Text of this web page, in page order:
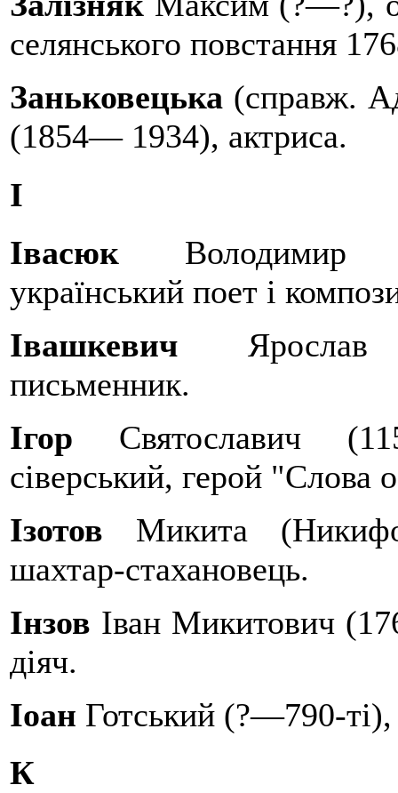
селянського повстання
Заньковецька (справж.
(1854— 1934), актриса.
І
Івасюк Володимир
український поет і
Івашкевич Ярослав
письменник.
Ігор Святославич
сіверський, герой "Слова
Ізотов Микита
шахтар-стахановець.
Інзов Іван Микитович
діяч.
Іоан Готський (?—790-ті),
К